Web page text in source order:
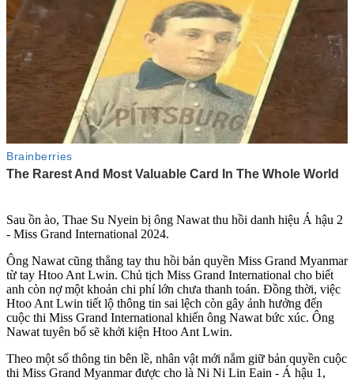
Sau ồn ào, Thae Su Nyein bị ông Nawat thu hồi danh hiệu Á hậu 2
- Miss Grand International 2024.
Ông Nawat cũng thẳng tay thu hồi bản quyền Miss Grand Myanmar
từ tay Htoo Ant Lwin. Chủ tịch Miss Grand International cho biết
anh còn nợ một khoản chi phí lớn chưa thanh toán. Đồng thời, việc
Htoo Ant Lwin tiết lộ thông tin sai lệch còn gây ảnh hưởng đến
cuộc thi Miss Grand International khiến ông Nawat bức xúc. Ông
Nawat tuyên bố sẽ khởi kiện Htoo Ant Lwin.
Theo một số thông tin bên lề, nhân vật mới nắm giữ bản quyền cuộc
thi Miss Grand Myanmar được cho là Ni Ni Lin Eain - Á hậu 1,